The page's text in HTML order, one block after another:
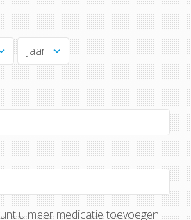
u meer medicatie toevoegen